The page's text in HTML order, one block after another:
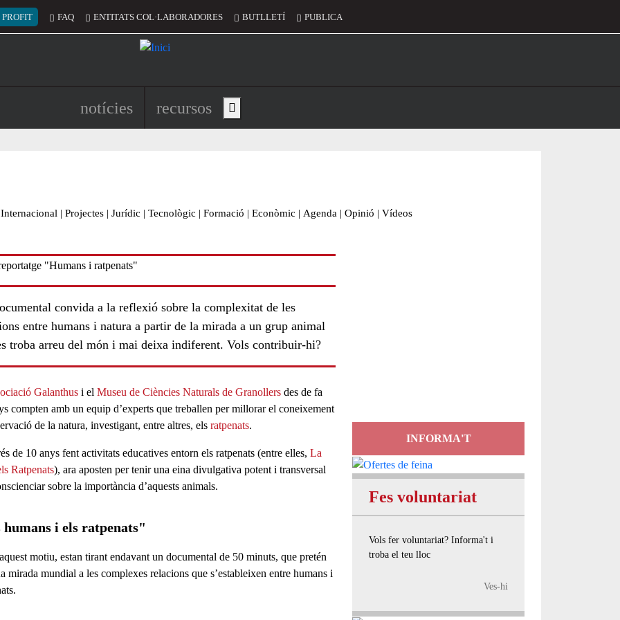
del compte d'usuari
PROFIT FAQ ENTITATS COL·LABORADORES BUTLLETÍ PUBLICA
Navegació principal de l'encapçalament
notícies recursos Show main menu
Internacional | Projectes | Jurídic | Tecnològic | Formació | Econòmic | Agenda | Opinió | Vídeos
convida a la reflexió sobre la complexitat de les
entre humans i natura a partir de la mirada a un grup animal
troba arreu del món i mai deixa indiferent. Vols contribuir-hi?
Galanthusi el Museu de Ciències Naturals de Granollers des de fa
compten amb un equip d’experts que treballen per millorar el coneixement
de la natura, investigant, entre altres, els ratpenats.
de 10 anys fent activitats educatives entorn els ratpenats (entre elles, La
Ratpenats), ara aposten per tenir una eina divulgativa potent i transversal
sobre la importància d’aquests animals.
humans i els ratpenats"
motiu, estan tirant endavant un documental de 50 minuts, que pretén
mirada mundial a les complexes relacions que s’estableixen entre humans i
INFORMA'T
Fes voluntariat
Vols fer voluntariat? Informa't i
troba el teu lloc
Ves-hi